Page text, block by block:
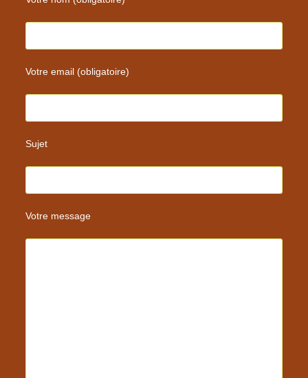
Votre email (obligatoire)
Sujet
Votre message